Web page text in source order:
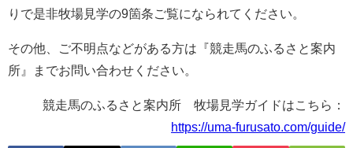
りで是非牧場見学の9箇条ご覧になられてください。
その他、ご不明点などがある方は『競走馬のふるさと案内
所』までお問い合わせください。
競走馬のふるさと案内所 牧場見学ガイドはこちら：
https://uma-furusato.com/guide/